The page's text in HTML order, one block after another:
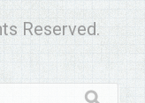
Reserved.